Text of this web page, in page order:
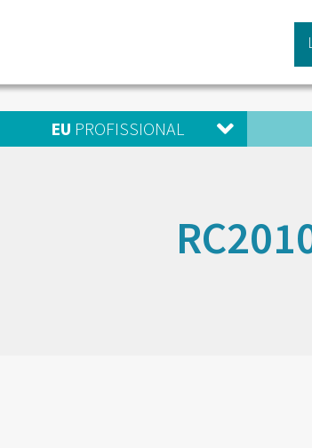
EU PROFISSIONAL